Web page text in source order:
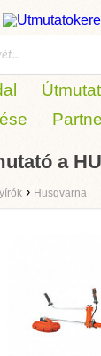
a
› Husqvarna